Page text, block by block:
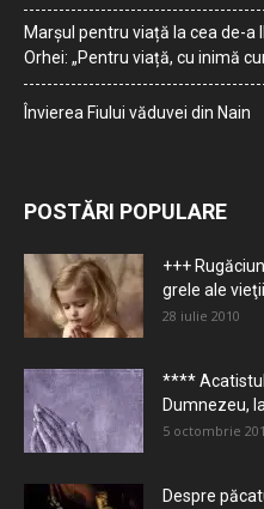
Marșul pentru viață la cea de-a
Orhei: „Pentru viață, cu inimă
Învierea Fiului văduvei din Nain
POSTĂRI POPULARE
+++
grele ale vieţii
28 iulie 2010
****
Dumnezeu,
5 octombrie
Despre